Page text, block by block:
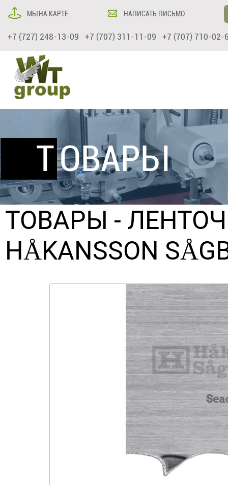
МЫ НА КАРТЕ НАПИСАТЬ ПИСЬМО
+7 (727) 248-13-09 +7 (707) 311-11-09 +7 (707) 710-02-
ТОВАРЫ
ТОВАРЫ -
HÅKANSSON